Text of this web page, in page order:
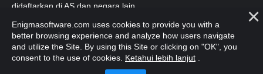
didaftarkan di AS dan negara lain.
Hak Cipta 2016-2026 . EnigmaSoft Ltd. Hak Cipta Terpelihara.
Enigmasoftware.com uses cookies to provide you with a
better browsing experience and analyze how users navigate
and utilize the Site. By using this Site or clicking on "OK", you
consent to the use of cookies. Ketahui lebih lanjut